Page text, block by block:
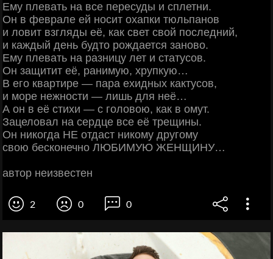
Ему плевать на все пересуды и сплетни.
Он в феврале ей носит охапки тюльпанов
и ловит взгляды её, как свет свой последний,
и каждый день будто рождается заново.
Ему плевать на разницу лет и статусов.
Он защитит её, ранимую, хрупкую…
В его квартире — пара ехидных кактусов,
и море нежности — лишь для неё…
А он в её стихи — c головою, как в омут.
Зацеловал на сердце все её трещины.
Он никогда НЕ отдаст никому другому
свою бесконечно ЛЮБИМУЮ ЖЕНЩИНУ…
автор неизвестен
2 0 0